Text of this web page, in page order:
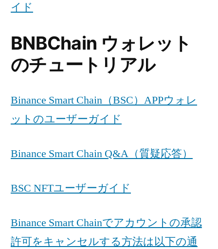
イド
BNBChain ウォレット
のチュートリアル
Binance Smart Chain（BSC）APPウォレ
ットのユーザーガイド
Binance Smart Chain Q&A（質疑応答）
BSC NFTユーザーガイド
Binance Smart Chainでアカウントの承認
許可をキャンセルする方法は以下の通